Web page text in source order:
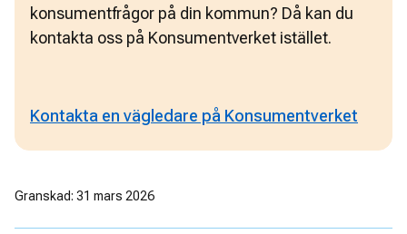
konsumentfrågor på din kommun? Då kan du
kontakta oss på Konsumentverket istället.
Kontakta en vägledare på Konsumentverket
Granskad: 31 mars 2026